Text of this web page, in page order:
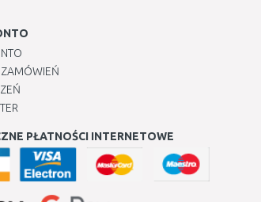
ZAMÓWIEŃ
PŁATNOŚCI INTERNETOWE